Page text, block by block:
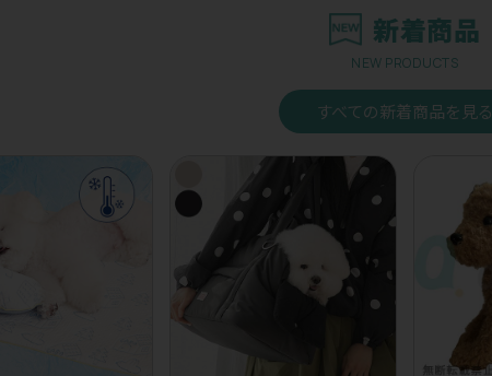
新着商品
NEW PRODUCTS
すべての新着商品を見る